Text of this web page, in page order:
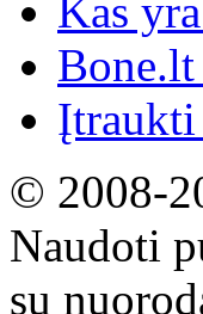
Kas
Įtraukti
© 2008-
Naudoti
su